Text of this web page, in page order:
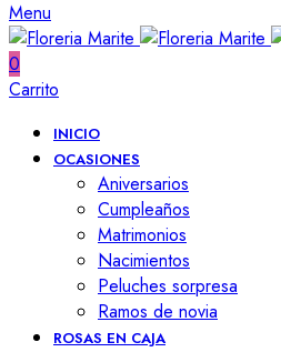
Menu
0
Carrito
INICIO
OCASIONES
Aniversarios
Cumpleaños
Matrimonios
Nacimientos
Peluches sorpresa
Ramos de novia
ROSAS EN CAJA